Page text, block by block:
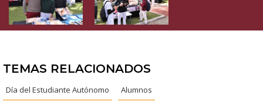
TEMAS RELACIONADOS
Día del Estudiante Autónomo Alumnos